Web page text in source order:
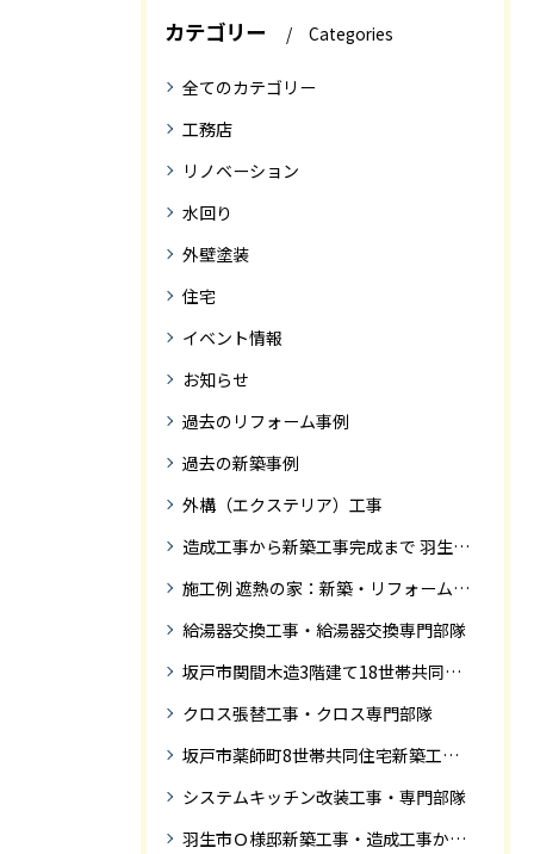
カテゴリー Categories
全てのカテゴリー
工務店
リノベーション
水回り
外壁塗装
住宅
イベント情報
お知らせ
過去のリフォーム事例
過去の新築事例
外構（エクステリア）工事
造成工事から新築工事完成まで 羽生市Ｓ様邸新築工事・
施工例 遮熱の家：新築・リフォーム ドローンにて空撮
給湯器交換工事・給湯器交換専門部隊
坂戸市関間木造3階建て18世帯共同住宅の完成迄紹介
クロス張替工事・クロス専門部隊
坂戸市薬師町8世帯共同住宅新築工事完成迄の紹介です
システムキッチン改装工事・専門部隊
羽生市Ｏ様邸新築工事・造成工事から住宅完成までの紹介